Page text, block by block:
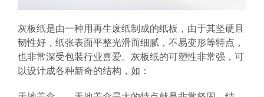
灰板纸是由一种用再生废纸制成的纸板，由于其坚硬且
韧性好，纸张表面平整光滑而细腻，不易变形等特点，
也非常深受包装行业喜爱。灰板纸的可塑性非常强，可
以设计成各种新奇的结构，如：